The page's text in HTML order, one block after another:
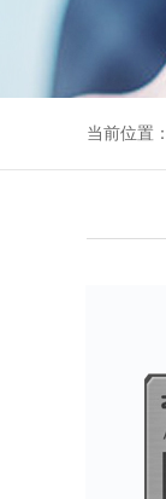
当前位置：